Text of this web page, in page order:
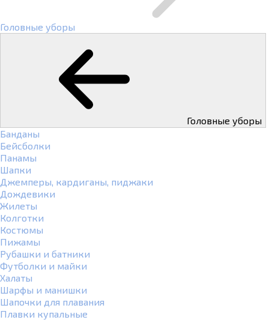
Головные уборы
Головные уборы
Банданы
Бейсболки
Панамы
Шапки
Джемперы, кардиганы, пиджаки
Дождевики
Жилеты
Колготки
Костюмы
Пижамы
Рубашки и батники
Футболки и майки
Халаты
Шарфы и манишки
Шапочки для плавания
Плавки купальные